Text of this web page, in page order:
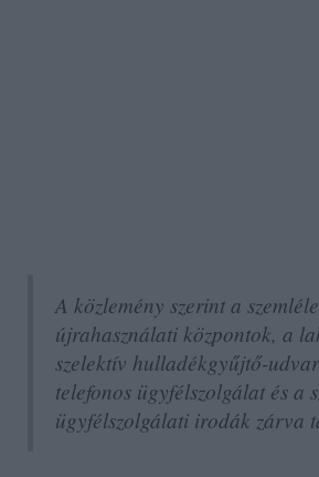
A közlemény szerint a
újrahasználati központok, a
szelektív hulladékgyűjtő-
telefonos ügyfélszolgálat és a
ügyfélszolgálati irodák zárva